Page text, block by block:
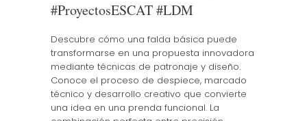
#ProyectosESCAT #LDM
Descubre cómo una falda básica puede
transformarse en una propuesta innovadora
mediante técnicas de patronaje y diseño.
Conoce el proceso de despiece, marcado
técnico y desarrollo creativo que convierte
una idea en una prenda funcional. La